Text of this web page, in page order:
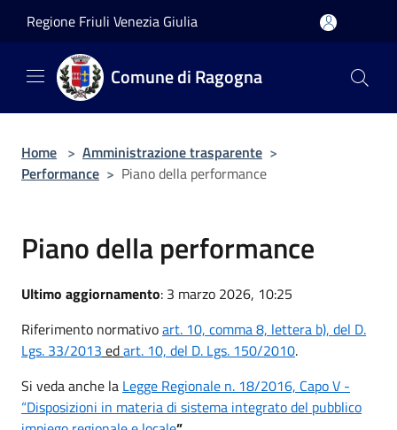
Regione Friuli Venezia Giulia
Comune di Ragogna
Home > Amministrazione trasparente >
Performance > Piano della performance
Piano della performance
Ultimo aggiornamento: 3 marzo 2026, 10:25
Riferimento normativoart. 10, comma 8, lettera b), del D.
Lgs. 33/2013 edart. 10, del D. Lgs. 150/2010.
Si veda anche la Legge Regionale n. 18/2016, Capo V -
“Disposizioni in materia di sistema integrato del pubblico